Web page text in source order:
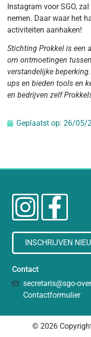
Instagram voor SGO,
nemen. Daar waar het
activiteiten aanhaken!
Stichting Prokkel is een
om ontmoetingen
verstandelijke
ups en bieden tools en
en bedrijven zelf
Geplaatst op: 26/05/
INSCHRIJVEN
Contact
secretaris@sgo-
Contactformulier
© 2026